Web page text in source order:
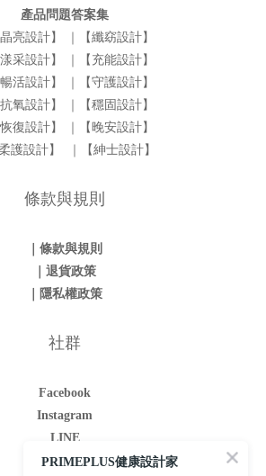
產品問題答案集
晶亮設計】
｜【纖窈設計】
漾采設計】
｜【充能設計】
暢活設計】
｜【守護設計】
抗氧設計】
｜【穩固設計】
恢復設計】
｜【晚安設計】
護設計】
｜【紳士設計】
條款與規則
｜條款與規則
｜退貨政策
｜隱私權政策
社群
Facebook
Instagram
LINE
Youtube
PRIMEPLUS健康設計家